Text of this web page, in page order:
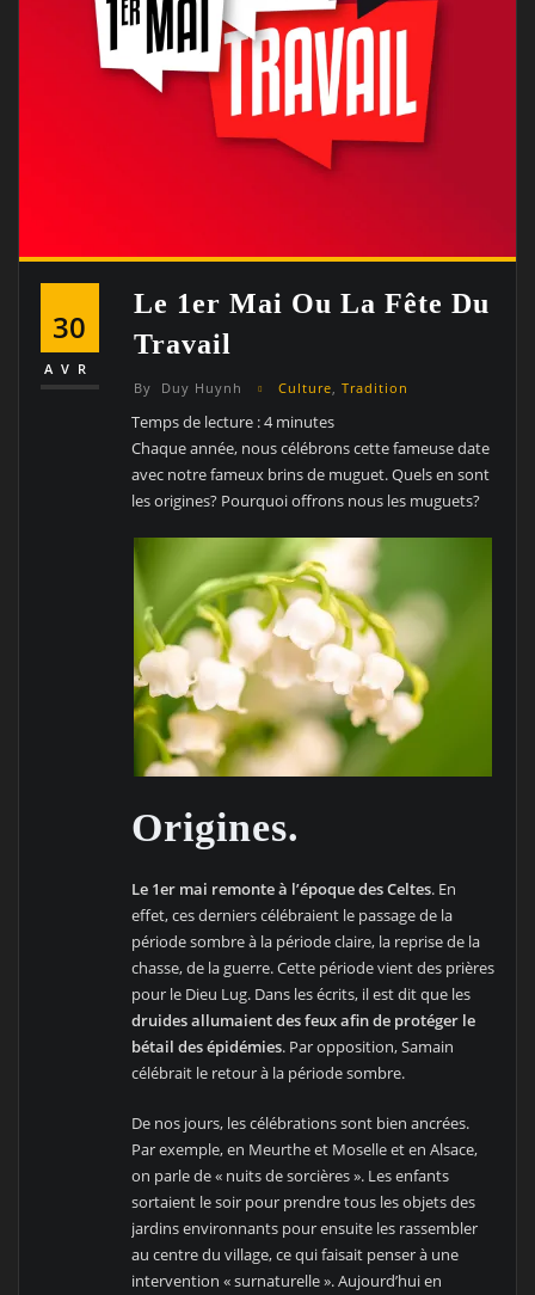
30
AVR
Le 1er Mai Ou La Fête Du
Travail
By Duy Huynh Culture, Tradition
Temps de lecture :4 minutes
Chaque année, nous célébrons cette fameuse date
avec notre fameux brins de muguet. Quels en sont
les origines? Pourquoi offrons nous les muguets?
Origines.
Le 1er mai remonte à l’époque des Celtes. En
effet, ces derniers célébraient le passage de la
période sombre à la période claire, la reprise de la
chasse, de la guerre. Cette période vient des prières
pour le Dieu Lug. Dans les écrits, il est dit que les
druides allumaient des feux afin de protéger le
bétail des épidémies. Par opposition, Samain
célébrait le retour à la période sombre.
De nos jours, les célébrations sont bien ancrées.
Par exemple, en Meurthe et Moselle et en Alsace,
on parle de « nuits de sorcières ». Les enfants
sortaient le soir pour prendre tous les objets des
jardins environnants pour ensuite les rassembler
au centre du village, ce qui faisait penser à une
intervention « surnaturelle ». Aujourd’hui en